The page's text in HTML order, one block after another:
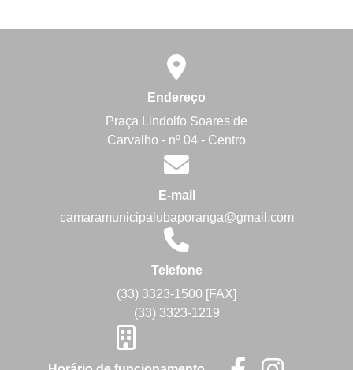
Endereço
Praça Lindolfo Soares de
Carvalho - nº 04 - Centro
E-mail
camaramunicipalubaporanga@gmail.com
Telefone
(33) 3323-1500 [FAX]
(33) 3323-1219